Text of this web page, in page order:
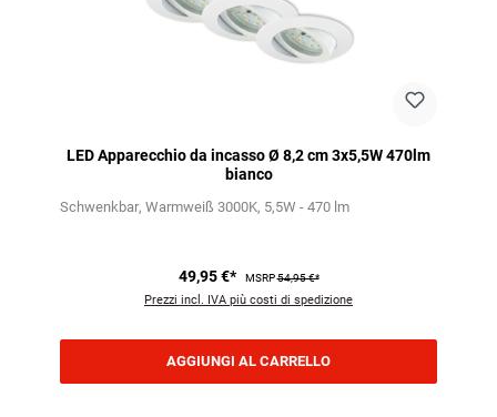
LED Apparecchio da incasso Ø 8,2 cm 3x5,5W 470lm
bianco
Schwenkbar Warmweiß 3000K 5,5W - 470 lm
49,95 €* MSRP54,95 €*
Prezzi incl. IVA più costi di spedizione
AGGIUNGI AL CARRELLO